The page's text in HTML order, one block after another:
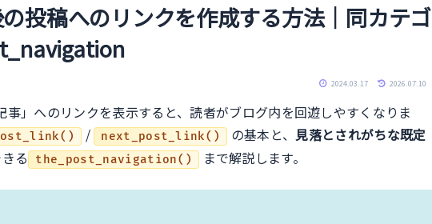
フ
ル
の投稿へのリンクを作成する方法｜同カテゴ
2024.03.17 2026.07.10
」へのリンクを表示すると、読者がブログ内を回遊しやすくなりま
/ next_post_link() の基本と、 見落とされがちな既定
る the_post_navigation() まで解説します。